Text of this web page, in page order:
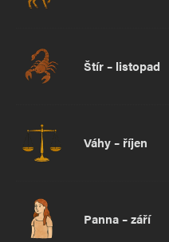
Štír – listopad
Váhy – říjen
Panna – září